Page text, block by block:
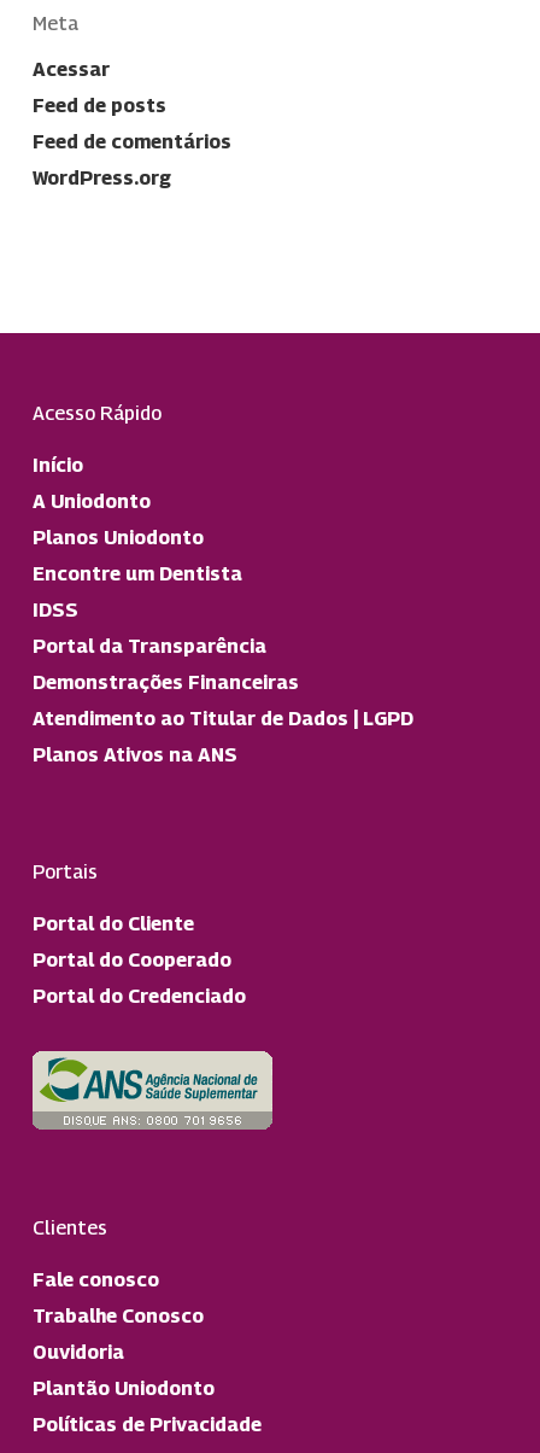
Meta
Acessar
Feed de posts
Feed de comentários
WordPress.org
Acesso Rápido
Início
A Uniodonto
Planos Uniodonto
Encontre um Dentista
IDSS
Portal da Transparência
Demonstrações Financeiras
Atendimento ao Titular de Dados | LGPD
Planos Ativos na ANS
Portais
Portal do Cliente
Portal do Cooperado
Portal do Credenciado
Clientes
Fale conosco
Trabalhe Conosco
Ouvidoria
Plantão Uniodonto
Políticas de Privacidade